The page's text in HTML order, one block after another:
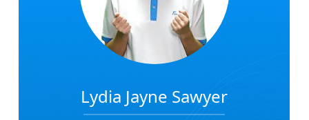
Cô Emily Francis